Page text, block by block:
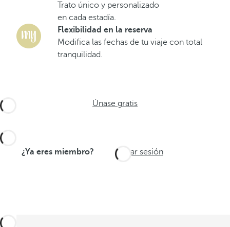
Trato único y personalizado
en cada estadía.
Flexibilidad en la reserva
Modifica las fechas de tu viaje con total
tranquilidad.
Únase gratis
¿Ya eres miembro? Iniciar sesión